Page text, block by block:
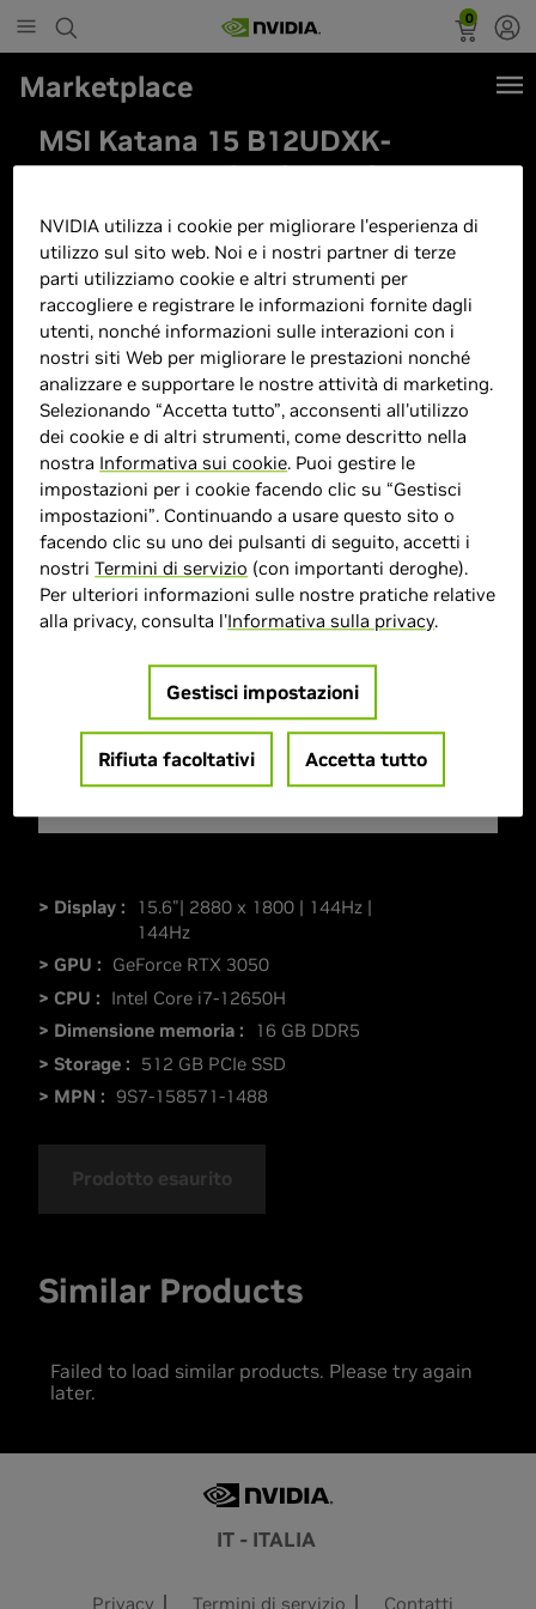
0
Marketplace
MSI Katana 15 B12UDXK-
1488XIT, Notebook Gaming,
15.6"FHX 144Hz, Intel i7-12650H,
Nvidia RTX 3050 6GB GDDR6,
16GB RAM DDR5 4800MHz,
512GB SSD PCIe4, WiFi 6, No-OS,
Layout e Garanzia ITA, Nero
> Display :
15.6"| 2880 x 1800 | 144Hz |
144Hz
> GPU : GeForce RTX 3050
> CPU : Intel Core i7-12650H
> Dimensione memoria :
16 GB DDR5
> Storage : 512 GB PCIe SSD
> MPN : 9S7-158571-1488
Prodotto esaurito
Similar Products
Failed to load similar products. Please try again
later.
IT - ITALIA
Privacy Termini di servizio Contatti
NVIDIA utilizza i cookie per migliorare l'esperienza di
utilizzo sul sito web. Noi e i nostri partner di terze
parti utilizziamo cookie e altri strumenti per
raccogliere e registrare le informazioni fornite dagli
utenti, nonché informazioni sulle interazioni con i
nostri siti Web per migliorare le prestazioni nonché
analizzare e supportare le nostre attività di marketing.
Selezionando “Accetta tutto”, acconsenti all'utilizzo
dei cookie e di altri strumenti, come descritto nella
nostra Informativa sui cookie. Puoi gestire le
impostazioni per i cookie facendo clic su “Gestisci
impostazioni”. Continuando a usare questo sito o
facendo clic su uno dei pulsanti di seguito, accetti i
nostriTermini di servizio (con importanti deroghe).
Per ulteriori informazioni sulle nostre pratiche relative
alla privacy, consulta l'Informativa sulla privacy.
Gestisci impostazioni
Rifiuta facoltativi Accetta tutto